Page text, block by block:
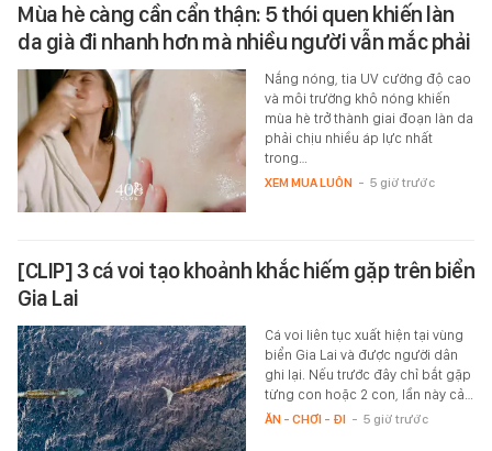
Mùa hè càng cần cẩn thận: 5 thói quen khiến làn
da già đi nhanh hơn mà nhiều người vẫn mắc phải
Nắng nóng, tia UV cường độ cao
và môi trường khô nóng khiến
mùa hè trở thành giai đoạn làn da
phải chịu nhiều áp lực nhất
trong…
XEM MUA LUÔN - 5 giờ trước
[CLIP] 3 cá voi tạo khoảnh khắc hiếm gặp trên biển
Gia Lai
Cá voi liên tục xuất hiện tại vùng
biển Gia Lai và được người dân
ghi lại. Nếu trước đây chỉ bắt gặp
từng con hoặc 2 con, lần này cả…
ĂN - CHƠI - ĐI - 5 giờ trước